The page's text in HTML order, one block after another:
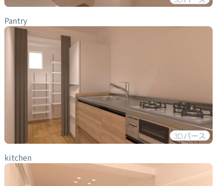
Pantry
3Dパース
kitchen